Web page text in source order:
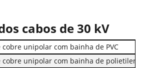
cabos de 30 kV
cobre unipolar com bainha de PVC
cobre unipolar com bainha de polietileno